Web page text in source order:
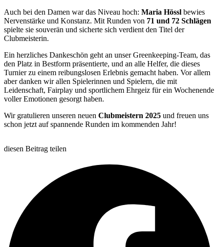
Auch bei den Damen war das Niveau hoch: Maria Hössl bewies
Nervenstärke und Konstanz. Mit Runden von 71 und 72 Schlägen
spielte sie souverän und sicherte sich verdient den Titel der
Clubmeisterin.
Ein herzliches Dankeschön geht an unser Greenkeeping-Team, das
den Platz in Bestform präsentierte, und an alle Helfer, die dieses
Turnier zu einem reibungslosen Erlebnis gemacht haben. Vor allem
aber danken wir allen Spielerinnen und Spielern, die mit
Leidenschaft, Fairplay und sportlichem Ehrgeiz für ein Wochenende
voller Emotionen gesorgt haben.
Wir gratulieren unseren neuen Clubmeistern 2025 und freuen uns
schon jetzt auf spannende Runden im kommenden Jahr!
diesen Beitrag teilen